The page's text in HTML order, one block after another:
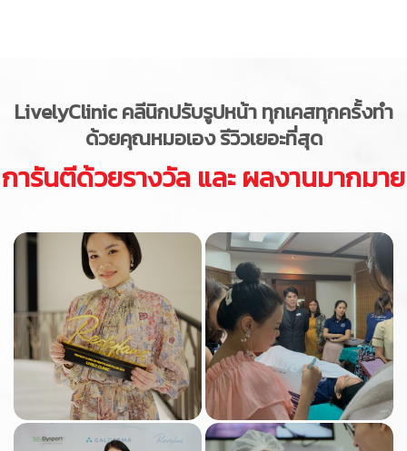
LivelyClinicคลีนิกปรับรูปหน้า ทุกเคสทุกครั้งทำ
ด้วยคุณหมอเอง รีวิวเยอะที่สุด
การันตีด้วยรางวัล และ ผลงานมากมาย